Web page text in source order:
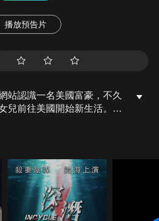
播放預告片
站認識一名美國富豪，不久
兒前往美國開始新生活。母
患有精神疾病，這場婚姻背
母女倆的生活即將陷入危